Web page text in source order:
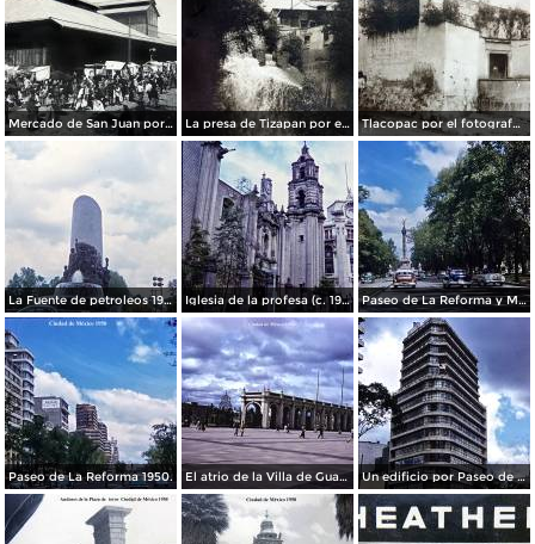
Mercado de San Juan por el fotografo Felix Miret La presa de Tizapan por el fotografo Fernando Kososky. ( Circulada el 22 de Diembre de 1910 ). Tlacopac por el fotografo Hugo Brehme.
La Fuente de petroleos 1950. Iglesia de la profesa (c. 1950) Paseo de La Reforma y Mto a La Independencia 1950
Paseo de La Reforma 1950. El atrio de la Villa de Guadalupe 1950. Un edificio por Paseo de La Reforma 1950